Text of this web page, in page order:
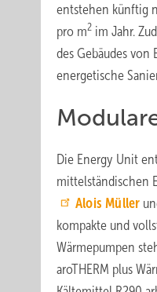
entstehen künftig
pro m2 im Jahr.
des Gebäudes
energetische
Die Energy Unit
mittelständischen
Alois Müller
kompakte und
Wärmepumpen
aroTHERM plus